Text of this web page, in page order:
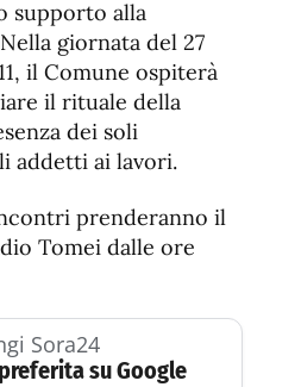
supporto alla
giornata del 27
il Comune ospiterà
il rituale della
dei soli
addetti ai lavori.
prenderanno il
Tomei dalle ore
Sora24
su Google